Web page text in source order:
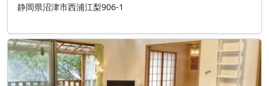
静岡県沼津市西浦江梨906-1